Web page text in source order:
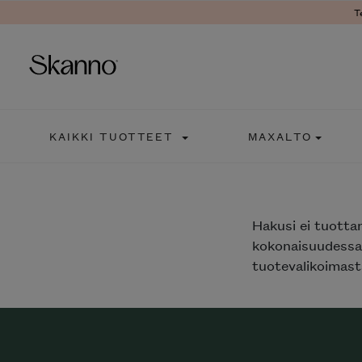
KAIKKI TUOTTEET MAXALTO
Hakusi ei